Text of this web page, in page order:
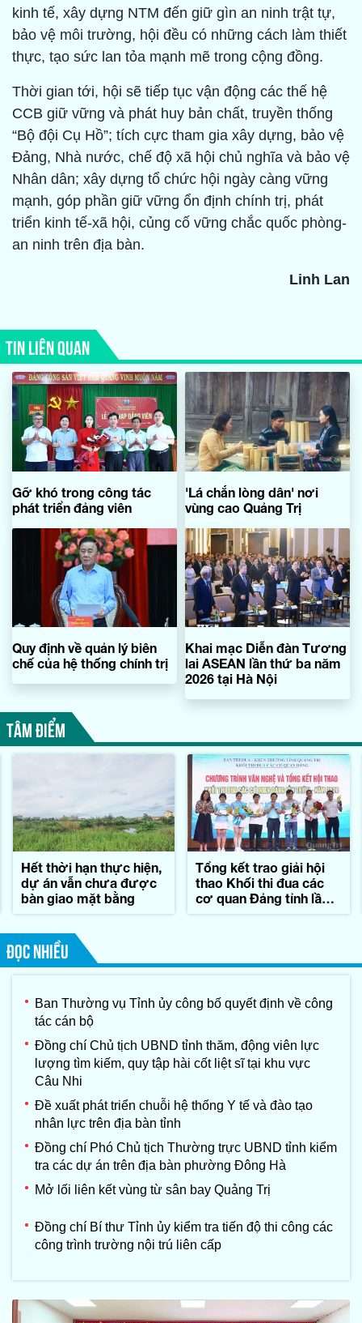
kinh tế, xây dựng NTM đến giữ gìn an ninh trật tự,
bảo vệ môi trường, hội đều có những cách làm thiết
thực, tạo sức lan tỏa mạnh mẽ trong cộng đồng.
Thời gian tới, hội sẽ tiếp tục vận động các thế hệ
CCB giữ vững và phát huy bản chất, truyền thống
“Bộ đội Cụ Hồ”; tích cực tham gia xây dựng, bảo vệ
Đảng, Nhà nước, chế độ xã hội chủ nghĩa và bảo vệ
Nhân dân; xây dựng tổ chức hội ngày càng vững
mạnh, góp phần giữ vững ổn định chính trị, phát
triển kinh tế-xã hội, củng cố vững chắc quốc phòng-
an ninh trên địa bàn.
Linh Lan
TIN LIÊN QUAN
Gỡ khó trong công tác
phát triển đảng viên
'Lá chắn lòng dân' nơi
vùng cao Quảng Trị
Quy định về quản lý biên
chế của hệ thống chính trị
Khai mạc Diễn đàn Tương
lai ASEAN lần thứ ba năm
2026 tại Hà Nội
TÂM ĐIỂM
Hết thời hạn thực hiện,
dự án vẫn chưa được
bàn giao mặt bằng
Tổng kết trao giải hội
thao Khối thi đua các
cơ quan Đảng tỉnh lần
ĐỌC NHIỀU
Ban Thường vụ Tỉnh ủy công bố quyết định về công
tác cán bộ
Đồng chí Chủ tịch UBND tỉnh thăm, động viên lực
lượng tìm kiếm, quy tập hài cốt liệt sĩ tại khu vực
Câu Nhi
Đề xuất phát triển chuỗi hệ thống Y tế và đào tạo
nhân lực trên địa bàn tỉnh
Đồng chí Phó Chủ tịch Thường trực UBND tỉnh kiểm
tra các dự án trên địa bàn phường Đông Hà
Mở lối liên kết vùng từ sân bay Quảng Trị
Đồng chí Bí thư Tỉnh ủy kiểm tra tiến độ thi công các
công trình trường nội trú liên cấp